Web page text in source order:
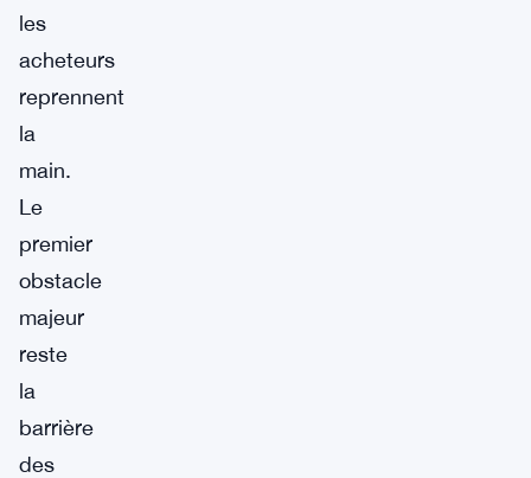
les
acheteurs
reprennent
la
main.
Le
premier
obstacle
majeur
reste
la
barrière
des